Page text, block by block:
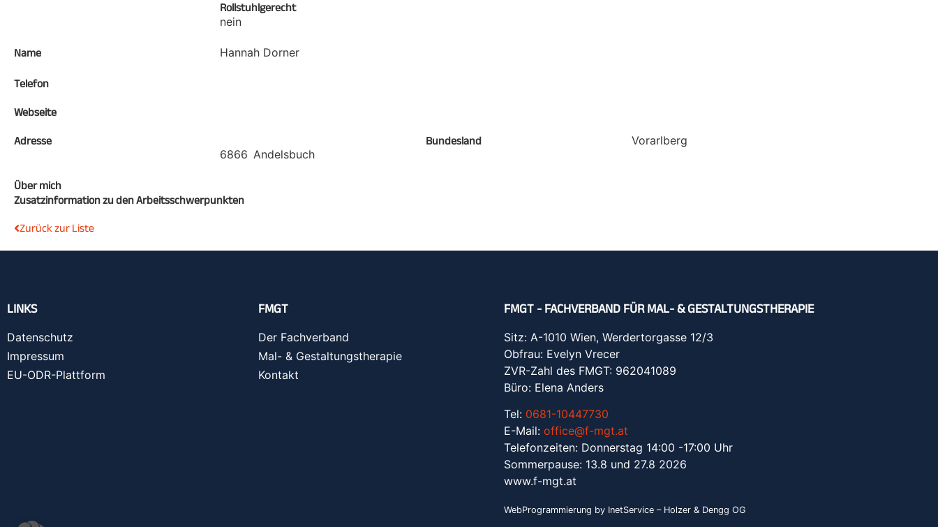
Rollstuhlgerecht
nein
Name Hannah Dorner
Telefon
Webseite
Adresse
6866 Andelsbuch
Bundesland Vorarlberg
Über mich
Zusatzinformation zu den Arbeitsschwerpunkten
Zurück zur Liste
LINKS
Datenschutz
Impressum
EU-ODR-Plattform
FMGT
Der Fachverband
Mal- & Gestaltungstherapie
Kontakt
FMGT - FACHVERBAND FÜR MAL- & GESTALTUNGSTHERAPIE
Sitz: A-1010 Wien, Werdertorgasse 12/3
Obfrau: Evelyn Vrecer
ZVR-Zahl des FMGT: 962041089
Büro: Elena Anders
Tel: 0681-10447730
E-Mail: office@f-mgt.at
Telefonzeiten: Donnerstag 14:00 -17:00 Uhr
Sommerpause: 13.8 und 27.8 2026
www.f-mgt.at
WebProgrammierung by InetService – Holzer & Dengg OG